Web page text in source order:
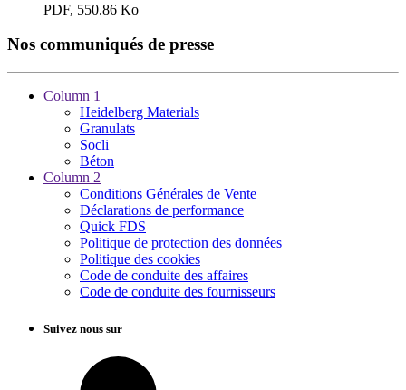
PDF, 550.86 Ko
Nos communiqués de presse
Column 1
Heidelberg Materials
Granulats
Socli
Béton
Column 2
Conditions Générales de Vente
Déclarations de performance
Quick FDS
Politique de protection des données
Politique des cookies
Code de conduite des affaires
Code de conduite des fournisseurs
Suivez nous sur